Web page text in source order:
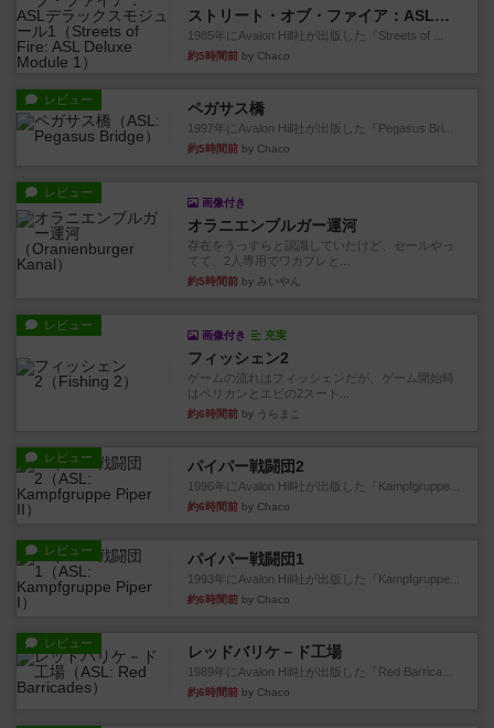
ストリート・オブ・ファイア：ASLデラックスモジュール1
1985年にAvalon Hill社が出版した『Streets of ...
約5時間前 by Chaco
レビュー ペガサス橋
1997年にAvalon Hill社が出版した『Pegasus Bri...
約5時間前 by Chaco
レビュー
画像付き
オラニエンブルガー運河
存在をうっすらと認識していたけど、セールやっ
てて、2人専用でワカプレと...
約5時間前 by みいやん
レビュー
画像付き 充実
フィッシェン2
ゲームの流れはフィッシェンだが、ゲーム開始時
はペリカンとエビの2スート...
約6時間前 by うらまこ
レビュー パイパー戦闘団2
1996年にAvalon Hill社が出版した『Kampfgruppe...
約6時間前 by Chaco
レビュー パイパー戦闘団1
1993年にAvalon Hill社が出版した『Kampfgruppe...
約6時間前 by Chaco
レビュー レッドバリケ－ド工場
1989年にAvalon Hill社が出版した『Red Barrica...
約6時間前 by Chaco